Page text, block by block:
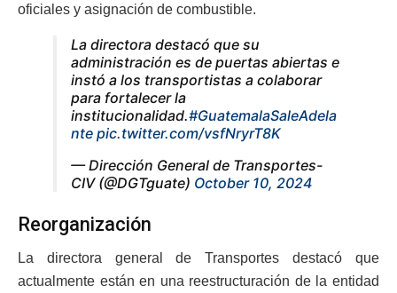
oficiales y asignación de combustible.
La directora destacó que su
administración es de puertas abiertas e
instó a los transportistas a colaborar
para fortalecer la
institucionalidad.#GuatemalaSaleAdela
nte pic.twitter.com/vsfNryrT8K
— Dirección General de Transportes-
CIV (@DGTguate) October 10, 2024
Reorganización
La directora general de Transportes destacó que
actualmente están en una reestructuración de la entidad